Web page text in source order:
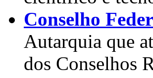
Conselho
Autarquia que
dos Conselhos